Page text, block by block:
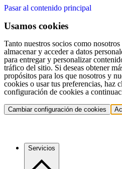
Pasar al contenido principal
Usamos cookies
Tanto nuestros socios como
almacenar y acceder a datos
para entregar y personalizar
tráfico del sitio. Si deseas obtener
propósitos para los que nosotros y
cookies o usar tus preferencias, haz
configuración de cookies a
Cambiar configuración de cookies
Servicios